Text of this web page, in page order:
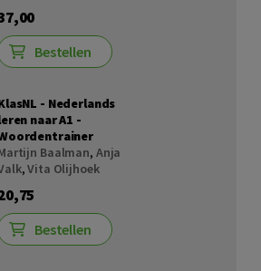
Bestellen
- Nederlands
naar A1 -
Baalman, Anja
,Vita Olijhoek
Bestellen